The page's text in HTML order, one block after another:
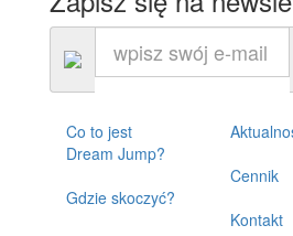
Co to jest
Dream Jump?
Gdzie skoczyć?
Cennik
Kontakt